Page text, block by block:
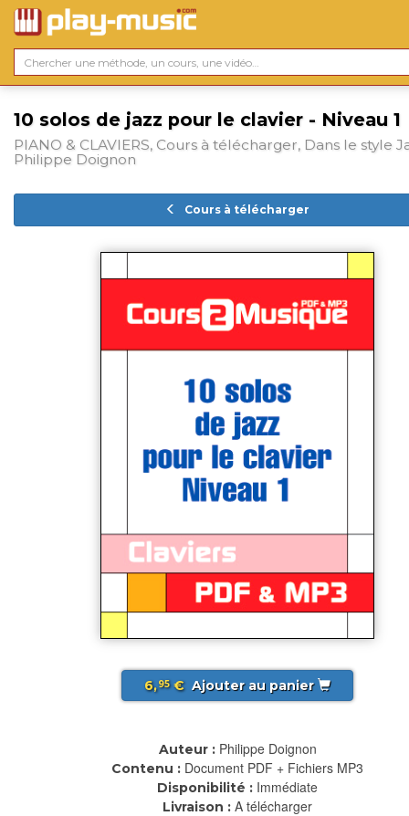
10 solos de jazz pour le clavier - Niveau 1
PIANO & CLAVIERS, Cours à télécharger, Dans le style
Philippe Doignon
Cours à télécharger
6,95€ Ajouter au panier
Auteur : Philippe Doignon
Contenu : Document PDF + Fichiers MP3
Disponibilité : Immédiate
Livraison : A télécharger